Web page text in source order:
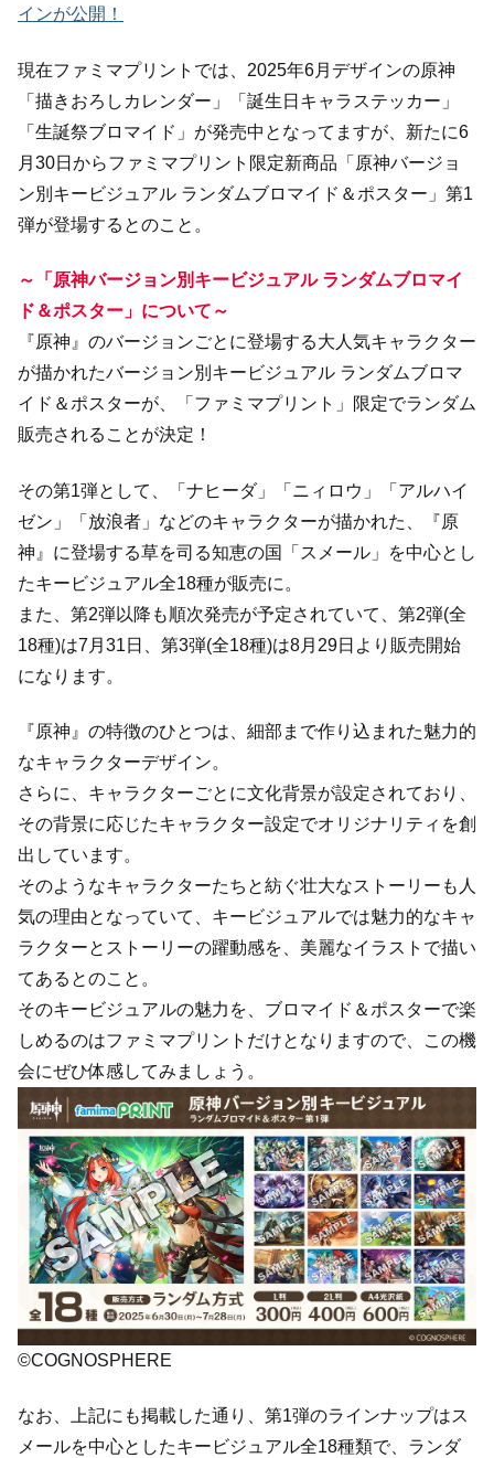
インが公開！
現在ファミマプリントでは、2025年6月デザインの原神
「描きおろしカレンダー」「誕生日キャラステッカー」
「生誕祭ブロマイド」が発売中となってますが、新たに6
月30日からファミマプリント限定新商品「原神バージョ
ン別キービジュアル ランダムブロマイド＆ポスター」第1
弾が登場するとのこと。
～「原神バージョン別キービジュアル ランダムブロマイ
ド＆ポスター」について～
『原神』のバージョンごとに登場する大人気キャラクター
が描かれたバージョン別キービジュアル ランダムブロマ
イド＆ポスターが、「ファミマプリント」限定でランダム
販売されることが決定！
その第1弾として、「ナヒーダ」「ニィロウ」「アルハイ
ゼン」「放浪者」などのキャラクターが描かれた、『原
神』に登場する草を司る知恵の国「スメール」を中心とし
たキービジュアル全18種が販売に。
また、第2弾以降も順次発売が予定されていて、第2弾(全
18種)は7月31日、第3弾(全18種)は8月29日より販売開始
になります。
『原神』の特徴のひとつは、細部まで作り込まれた魅力的
なキャラクターデザイン。
さらに、キャラクターごとに文化背景が設定されており、
その背景に応じたキャラクター設定でオリジナリティを創
出しています。
そのようなキャラクターたちと紡ぐ壮大なストーリーも人
気の理由となっていて、キービジュアルでは魅力的なキャ
ラクターとストーリーの躍動感を、美麗なイラストで描い
てあるとのこと。
そのキービジュアルの魅力を、ブロマイド＆ポスターで楽
しめるのはファミマプリントだけとなりますので、この機
会にぜひ体感してみましょう。
©COGNOSPHERE
なお、上記にも掲載した通り、第1弾のラインナップはス
メールを中心としたキービジュアル全18種類で、ランダ